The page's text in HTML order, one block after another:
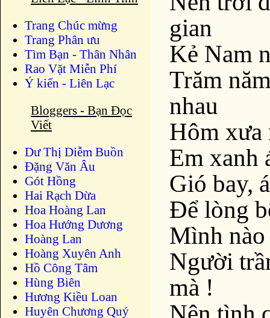
Trang Chúc mừng
Trang Phân ưu
Tìm Bạn - Thân Nhân
Rao Vặt Miễn Phí
Ý kiến - Liên Lạc
Bloggers - Bạn Đọc
Viết
Dư Thị Diễm Buồn
Ðặng Văn Âu
Gót Hồng
Hai Rạch Dừa
Hoa Hoàng Lan
Hoa Hướng Dương
Hoàng Lan
Hoàng Xuyên Anh
Hồ Công Tâm
Hùng Biên
Hương Kiều Loan
Huyên Chương Quý
gian
Kẻ Nam
Trăm
nhau
Hôm xưa
Em xanh
Gió bay,
Để lòng
Mình
Người
mà !